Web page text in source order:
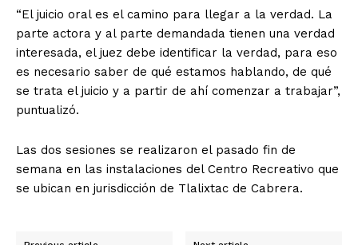
“El juicio oral es el camino para llegar a la verdad. La
parte actora y al parte demandada tienen una verdad
interesada, el juez debe identificar la verdad, para eso
es necesario saber de qué estamos hablando, de qué
se trata el juicio y a partir de ahí comenzar a trabajar”,
puntualizó.
Las dos sesiones se realizaron el pasado fin de
semana en las instalaciones del Centro Recreativo que
se ubican en jurisdicción de Tlalixtac de Cabrera.